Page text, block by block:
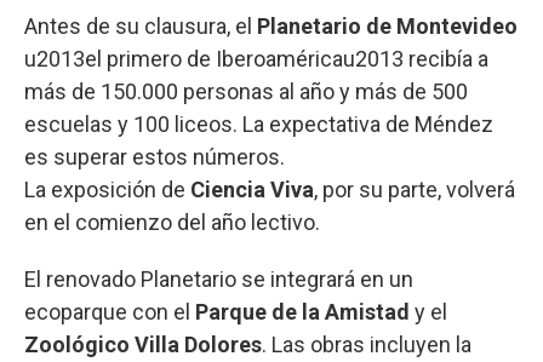
Antes de su clausura, el Planetario de Montevideo
u2013el primero de Iberoaméricau2013 recibía a
más de 150.000 personas al año y más de 500
escuelas y 100 liceos. La expectativa de Méndez
es superar estos números.
La exposición de Ciencia Viva, por su parte, volverá
en el comienzo del año lectivo.
El renovado Planetario se integrará en un
ecoparque con el Parque de la Amistad y el
Zoológico Villa Dolores. Las obras incluyen la